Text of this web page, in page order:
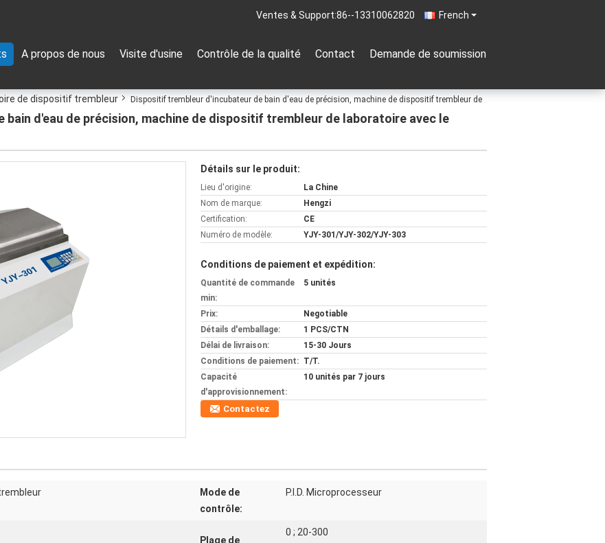
French
Ventes & Support:86--13310062820
A propos de nous Visite d'usine Contrôle de la qualité Contact Demande de soumission
de dispositif trembleur
Dispositif trembleur d'incubateur de bain d'eau de précision, machine de dispositif trembleur de
d'eau de précision, machine de dispositif trembleur de laboratoire avec le
Détails sur le produit:
Lieu d'origine:
La Chine
Nom de marque:
Hengzi
Certification:
CE
Numéro de modèle:
YJY-301/YJY-302/YJY-303
Conditions de paiement et expédition:
Quantité de commande
min:
5 unités
Prix:
Negotiable
Détails d'emballage:
1 PCS/CTN
Délai de livraison:
15-30 Jours
Conditions de paiement: T/T.
Capacité
d'approvisionnement:
10 unités par 7 jours
Contactez
Mode de
contrôle:
P.I.D. Microprocesseur
Plage de
0 ; 20-300